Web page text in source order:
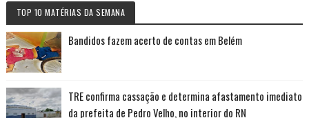
TOP 10 MATÉRIAS DA SEMANA
Bandidos fazem acerto de contas em Belém
TRE confirma cassação e determina afastamento imediato
da prefeita de Pedro Velho, no interior do RN